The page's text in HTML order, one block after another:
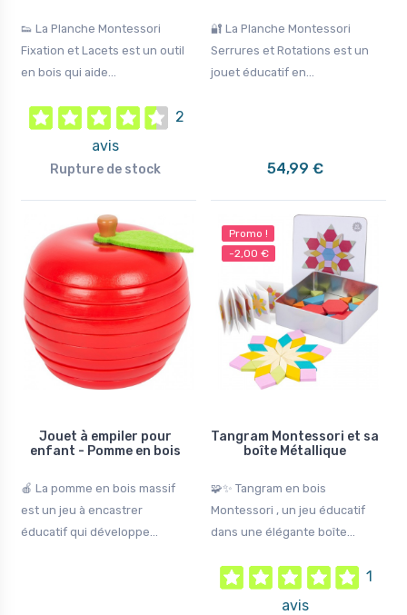
👟 La Planche Montessori
Fixation et Lacets est un outil
en bois qui aide...
2
avis
Rupture de stock
🔐 La Planche Montessori
Serrures et Rotations est un
jouet éducatif en...
54,99 €
Jouet à empiler pour
enfant - Pomme en bois
🍎 La pomme en bois massif
est un jeu à encastrer
éducatif qui développe...
Promo !
-2,00 €
Tangram Montessori et sa
boîte Métallique
🧩✨ Tangram en bois
Montessori , un jeu éducatif
dans une élégante boîte...
1
avis